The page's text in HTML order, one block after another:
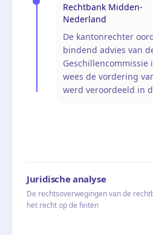
Rechtbank Midden-
Nederland
De kantonrechter
bindend advies van
wees de vordering
werd veroordeeld in
Juridische analyse
De rechtsoverwegingen van de
het recht op de feiten